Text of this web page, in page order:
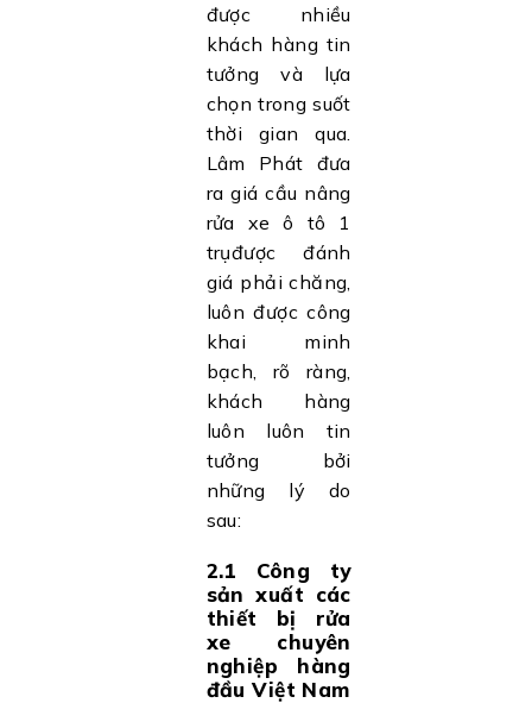
được nhiều
khách hàng tin
tưởng và lựa
chọn trong suốt
thời gian qua.
Lâm Phát đưa
ra giá cầu nâng
rửa xe ô tô 1
trụđược đánh
giá phải chăng,
luôn được công
khai minh
bạch, rõ ràng,
khách hàng
luôn luôn tin
tưởng bởi
những lý do
sau:
2.1 Công ty
sản xuất các
thiết bị rửa
xe chuyên
nghiệp hàng
đầu Việt Nam